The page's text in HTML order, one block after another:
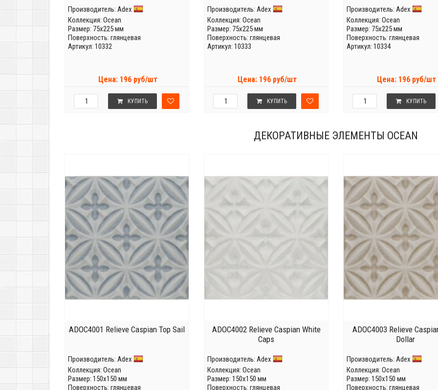
Производитель: Adex
Коллекция: Ocean
Размер: 75x225 мм
Поверхность: глянцевая
Артикул: 10332
Цена: 196 руб/шт
КУПИТЬ
Производитель: Adex
Коллекция: Ocean
Размер: 75x225 мм
Поверхность: глянцевая
Артикул: 10333
Цена: 196 руб/шт
КУПИТЬ
Производитель: Adex
Коллекция: Ocean
Размер: 75x225 мм
Поверхность: глянцевая
Артикул: 10334
Цена: 196 руб/шт
КУПИТЬ
ДЕКОРАТИВНЫЕ ЭЛЕМЕНТЫ OCEAN
ADOC4001 Relieve Caspian Top Sail
Производитель: Adex
Коллекция: Ocean
Размер: 150x150 мм
Поверхность: глянцевая
ADOC4002 Relieve Caspian White
Caps
Производитель: Adex
Коллекция: Ocean
Размер: 150x150 мм
Поверхность: глянцевая
ADOC4003 Relieve
Dollar
Производитель: Adex
Коллекция: Ocean
Размер: 150x150 мм
Поверхность: глянцевая